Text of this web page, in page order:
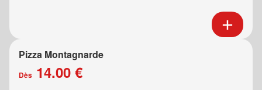
Pizza Montagnarde
Dès 14.00 €